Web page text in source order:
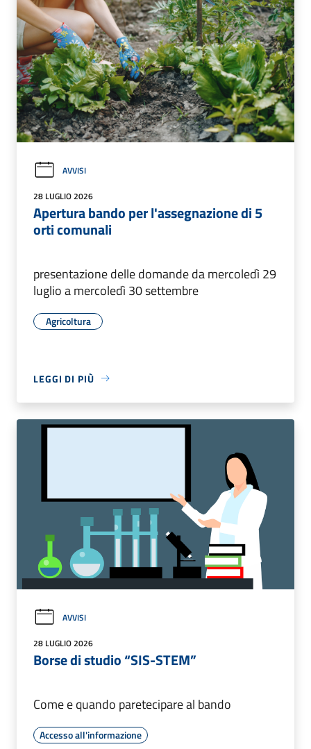
AVVISI
28 LUGLIO 2026
Apertura bando per l'assegnazione di 5
orti comunali
presentazione delle domande da mercoledì 29
luglio a mercoledì 30 settembre
Agricoltura
LEGGI DI PIÙ
AVVISI
28 LUGLIO 2026
Borse di studio “SIS-STEM”
Come e quando paretecipare al bando
Accesso all'informazione